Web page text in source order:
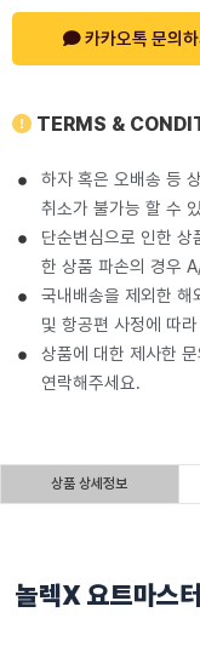
카카오톡 문의하
TERMS &
하자 혹은 오배송 등
취소가 불가능 할 수
단순변심으로 인한
한 상품 파손의 경우
국내배송을 제외한
및 항공편 사정에 따
상품에 대한 제사한
연락해주세요.
상품 상세정보
놀렉X 요트마스